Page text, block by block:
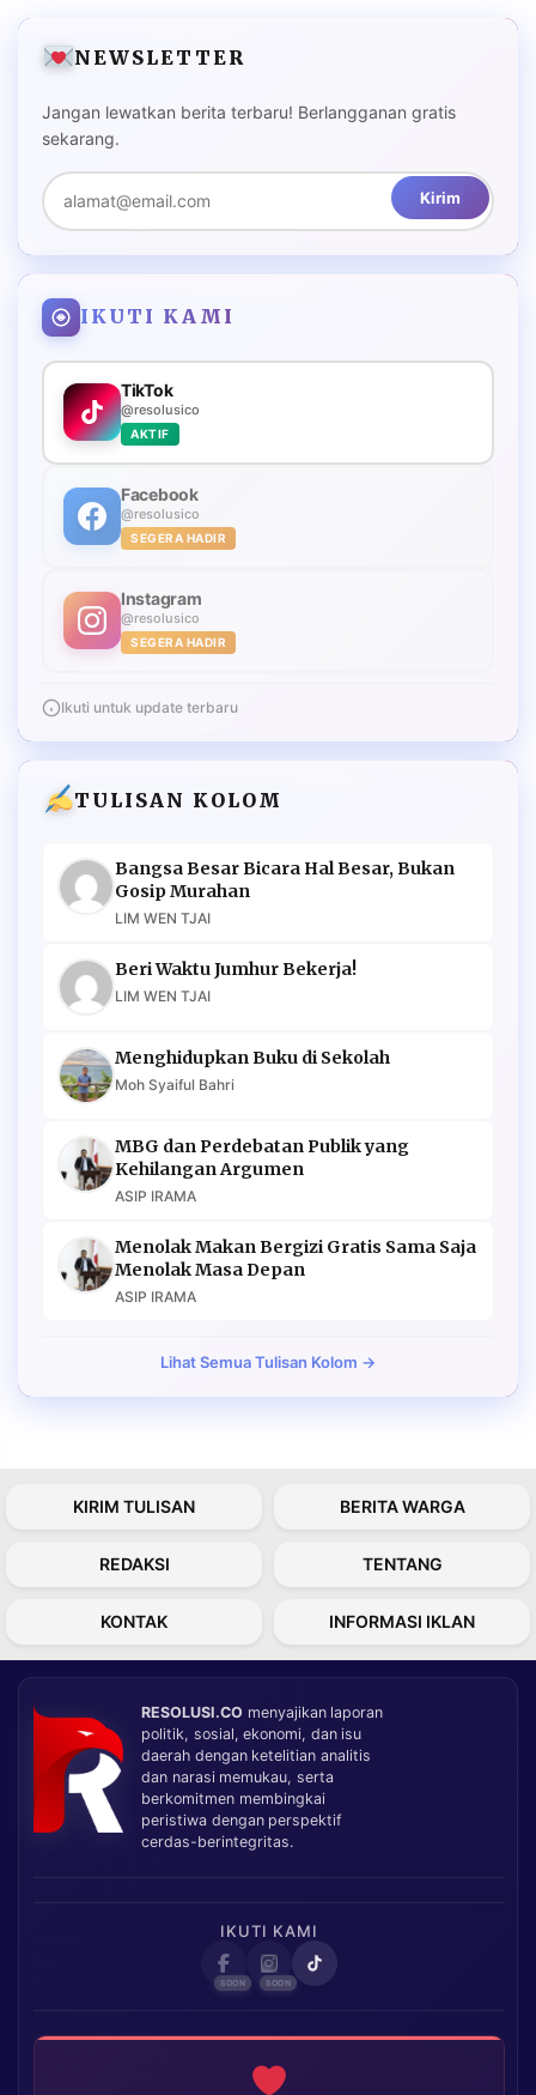
NEWSLETTER
Jangan lewatkan berita terbaru! Berlangganan gratis
sekarang.
Kirim
IKUTI KAMI
TikTok
@resolusico
AKTIF
Facebook
@resolusico
SEGERA HADIR
Instagram
@resolusico
SEGERA HADIR
Ikuti untuk update terbaru
TULISAN KOLOM
Bangsa Besar Bicara Hal Besar, Bukan
Gosip Murahan
LIM WEN TJAI
Beri Waktu Jumhur Bekerja!
LIM WEN TJAI
Menghidupkan Buku di Sekolah
Moh Syaiful Bahri
MBG dan Perdebatan Publik yang
Kehilangan Argumen
ASIP IRAMA
Menolak Makan Bergizi Gratis Sama Saja
Menolak Masa Depan
ASIP IRAMA
Lihat Semua Tulisan Kolom →
KIRIM TULISAN BERITA WARGA
REDAKSI TENTANG
KONTAK INFORMASI IKLAN
RESOLUSI.CO menyajikan laporan
politik, sosial, ekonomi, dan isu
daerah dengan ketelitian analitis
dan narasi memukau, serta
berkomitmen membingkai
peristiwa dengan perspektif
cerdas-berintegritas.
IKUTI KAMI